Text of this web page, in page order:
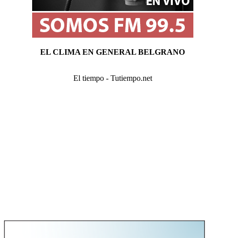
EL CLIMA EN GENERAL BELGRANO
El tiempo - Tutiempo.net